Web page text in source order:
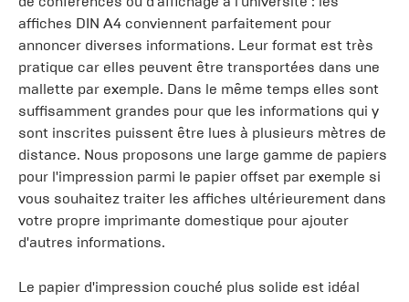
affiches DIN A4 conviennent parfaitement pour
annoncer diverses informations. Leur format est très
pratique car elles peuvent être transportées dans une
mallette par exemple. Dans le même temps elles sont
suffisamment grandes pour que les informations qui y
sont inscrites puissent être lues à plusieurs mètres de
distance. Nous proposons une large gamme de papiers
pour l'impression parmi le papier offset par exemple si
vous souhaitez traiter les affiches ultérieurement dans
votre propre imprimante domestique pour ajouter
d'autres informations.
Le papier d'impression couché plus solide est idéal